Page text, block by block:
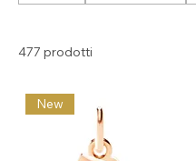
477 prodotti
New